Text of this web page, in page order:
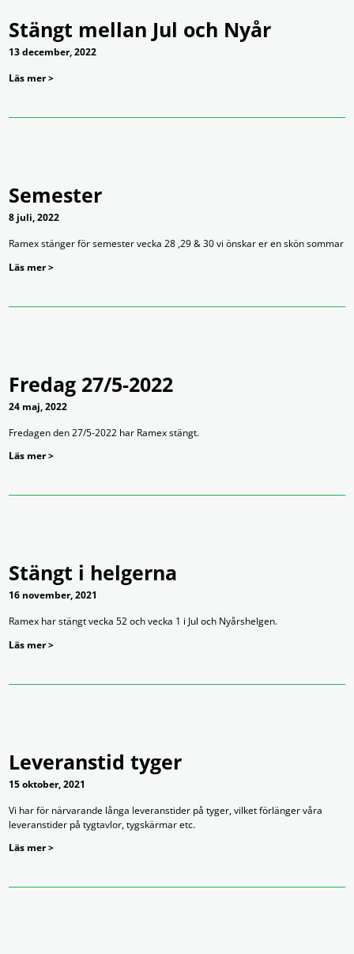
Stängt mellan Jul och Nyår
13 december, 2022
Läs mer >
Semester
8 juli, 2022
Ramex stänger för semester vecka 28 ,29 & 30 vi önskar er en skön sommar
Läs mer >
Fredag 27/5-2022
24 maj, 2022
Fredagen den 27/5-2022 har Ramex stängt.
Läs mer >
Stängt i helgerna
16 november, 2021
Ramex har stängt vecka 52 och vecka 1 i Jul och Nyårshelgen.
Läs mer >
Leveranstid tyger
15 oktober, 2021
Vi har för närvarande långa leveranstider på tyger, vilket förlänger våra
leveranstider på tygtavlor, tygskärmar etc.
Läs mer >